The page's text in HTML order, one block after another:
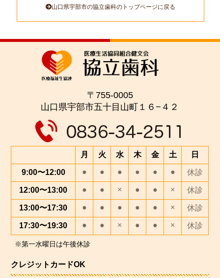
山口県宇部市の協立歯科のトップページに戻る
〒755-0005
山口県宇部市五十目山町１６−４２
月 火 水 木 金 土 日
9:00〜12:00 ● ● ● ● ● ● 休診
12:00〜13:00 ● ● × ● ● × 休診
13:00〜17:30 ● ● ● ● ● × 休診
17:30〜19:30 ● ● × ● ● × 休診
※第一水曜日は午後休診
クレジットカードOK